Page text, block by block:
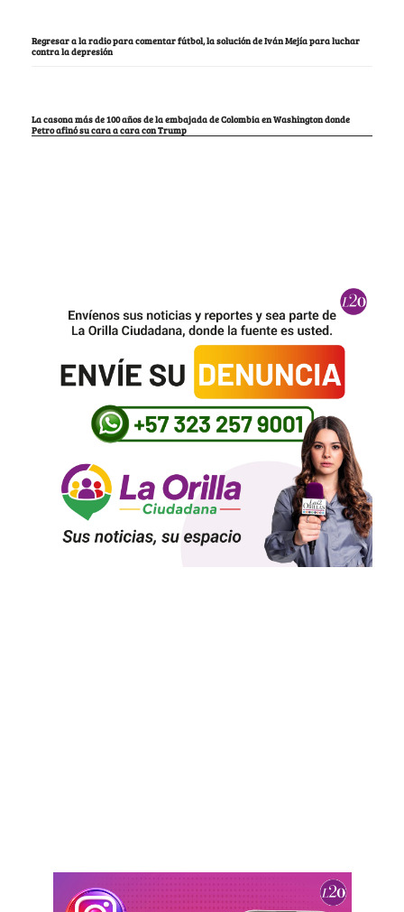
Regresar a la radio para comentar fútbol, la solución de Iván Mejía para luchar
contra la depresión
La casona más de 100 años de la embajada de Colombia en Washington donde
Petro afinó su cara a cara con Trump